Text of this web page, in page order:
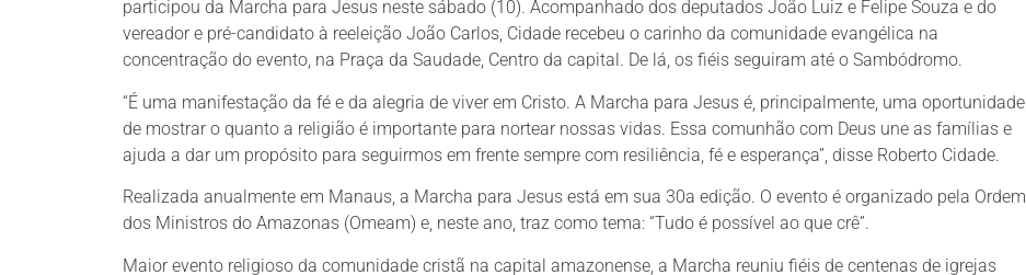
participou da Marcha para Jesus neste sábado (10). Acompanhado dos deputados João Luiz e Felipe Souza e do
vereador e pré-candidato à reeleição João Carlos, Cidade recebeu o carinho da comunidade evangélica na
concentração do evento, na Praça da Saudade, Centro da capital. De lá, os fiéis seguiram até o Sambódromo.
“É uma manifestação da fé e da alegria de viver em Cristo. A Marcha para Jesus é, principalmente, uma oportunidade
de mostrar o quanto a religião é importante para nortear nossas vidas. Essa comunhão com Deus une as famílias e
ajuda a dar um propósito para seguirmos em frente sempre com resiliência, fé e esperança”, disse Roberto Cidade.
Realizada anualmente em Manaus, a Marcha para Jesus está em sua 30a edição. O evento é organizado pela Ordem
dos Ministros do Amazonas (Omeam) e, neste ano, traz como tema: “Tudo é possível ao que crê”.
Maior evento religioso da comunidade cristã na capital amazonense, a Marcha reuniu fiéis de centenas de igrejas